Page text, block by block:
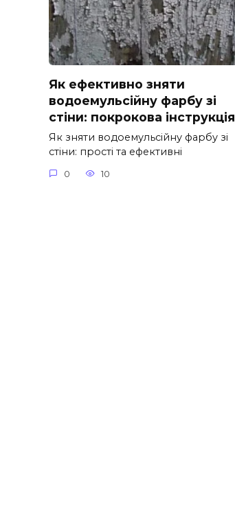
Як ефективно зняти
водоемульсійну фарбу зі
стіни: покрокова інструкція
Як зняти водоемульсійну фарбу зі
стіни: прості та ефективні
0 10